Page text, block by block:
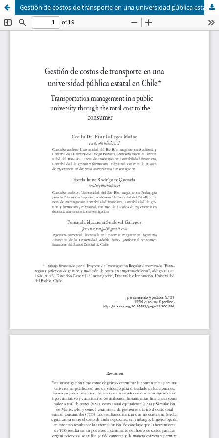
Gestión de costos de transporte en una universidad pública estatal en Chile